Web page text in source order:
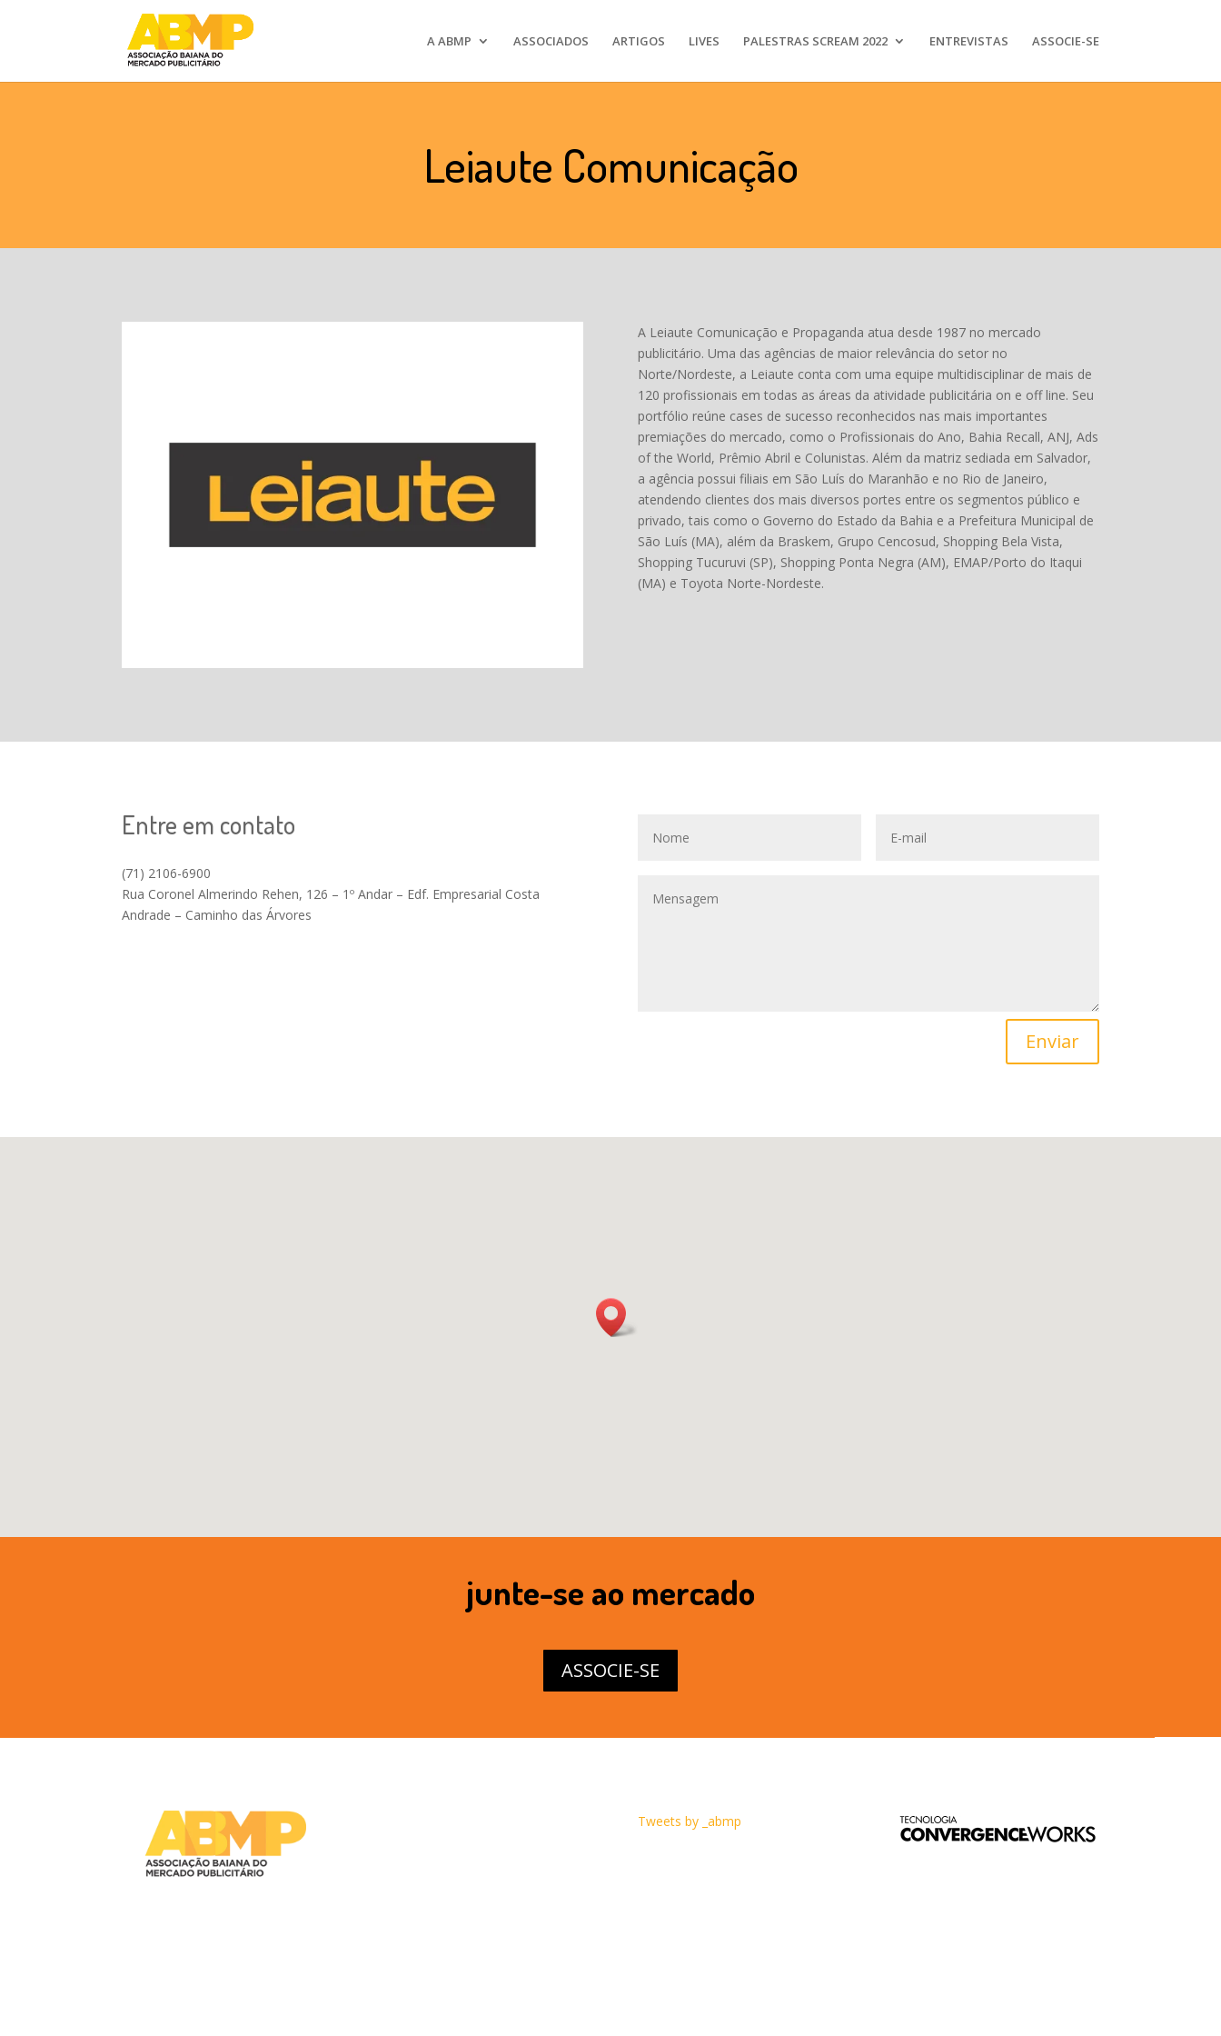
A ABMP ASSOCIADOS ARTIGOS LIVES PALESTRAS SCREAM 2022 ENTREVISTAS ASSOCIE-SE
Leiaute Comunicação
A Leiaute Comunicação e Propaganda atua desde 1987 no mercado
publicitário. Uma das agências de maior relevância do setor no
Norte/Nordeste, a Leiaute conta com uma equipe multidisciplinar de mais de
120 profissionais em todas as áreas da atividade publicitária on e off line. Seu
portfólio reúne cases de sucesso reconhecidos nas mais importantes
premiações do mercado, como o Profissionais do Ano, Bahia Recall, ANJ, Ads
of the World, Prêmio Abril e Colunistas. Além da matriz sediada em Salvador,
a agência possui filiais em São Luís do Maranhão e no Rio de Janeiro,
atendendo clientes dos mais diversos portes entre os segmentos público e
privado, tais como o Governo do Estado da Bahia e a Prefeitura Municipal de
São Luís (MA), além da Braskem, Grupo Cencosud, Shopping Bela Vista,
Shopping Tucuruvi (SP), Shopping Ponta Negra (AM), EMAP/Porto do Itaqui
(MA) e Toyota Norte-Nordeste.
Entre em contato
(71) 2106-6900
Rua Coronel Almerindo Rehen, 126 – 1º Andar – Edf. Empresarial Costa
Andrade – Caminho das Árvores
Enviar
junte-se ao mercado
ASSOCIE-SE
Tweets by _abmp